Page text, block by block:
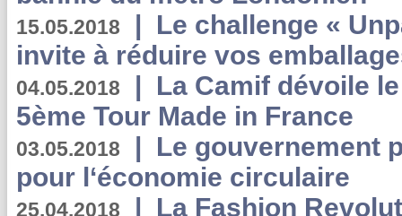
15.05.2018 | Le challenge «
invite à réduire vos
04.05.2018 | La Camif dévoile
5ème Tour Made in France
03.05.2018 | Le gouvernement
pour l‘économie circulaire
25.04.2018 | La Fashion